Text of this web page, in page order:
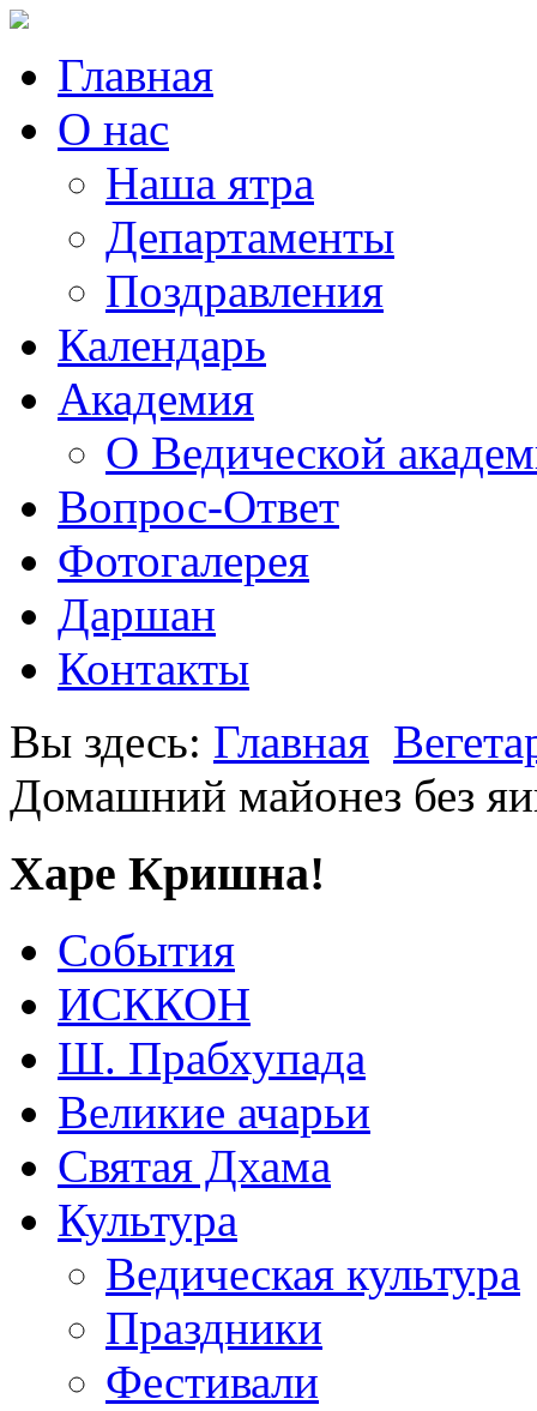
Главная
О нас
Наша ятра
Департаменты
Поздравления
Календарь
Академия
О Ведической
Вопрос-Ответ
Фотогалерея
Даршан
Контакты
Вы здесь: Главная
Домашний майонез без
Харе Кришна!
События
ИСККОН
Ш. Прабхупада
Великие ачарьи
Святая Дхама
Культура
Ведическая культура
Праздники
Фестивали